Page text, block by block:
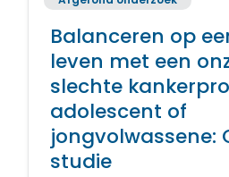
Balanceren op
leven met een
slechte
adolescent of
jongvolwassene:
studie